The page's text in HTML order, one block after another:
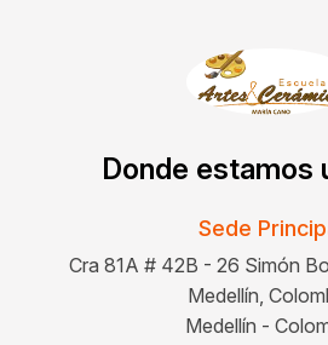
Donde estamos
Sede
Cra 81A # 42B - 26 Simón
Medellín,
Medellín -